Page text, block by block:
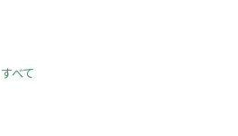
すべて